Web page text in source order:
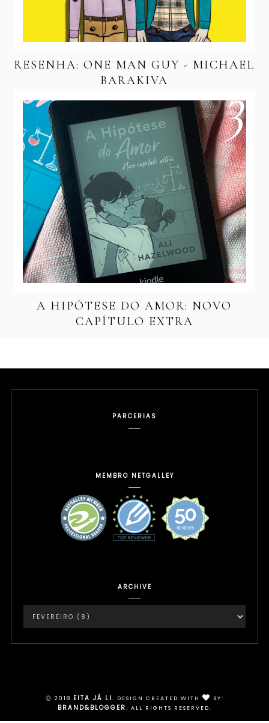
RESENHA: ONE MAN GUY - MICHAEL
BARAKIVA
A HIPÓTESE DO AMOR: NOVO
CAPÍTULO EXTRA
PARCERIAS
MEMBRO NETGALLEY
ARCHIVE
Ⓒ 2018 EITA JÁ LI. DESIGN CREATED WITH BY:
BRAND&BLOGGER. ALL RIGHTS RESERVED.